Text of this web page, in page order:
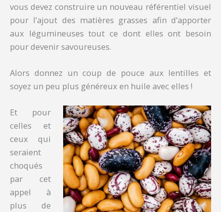
vous devez construire un nouveau référentiel visuel
pour l’ajout des matières grasses afin d’apporter
aux légumineuses tout ce dont elles ont besoin
pour devenir savoureuses.
Alors donnez un coup de pouce aux lentilles et
soyez un peu plus généreux en huile avec elles !
Et pour
celles et
ceux qui
seraient
choqués
par cet
appel à
plus de